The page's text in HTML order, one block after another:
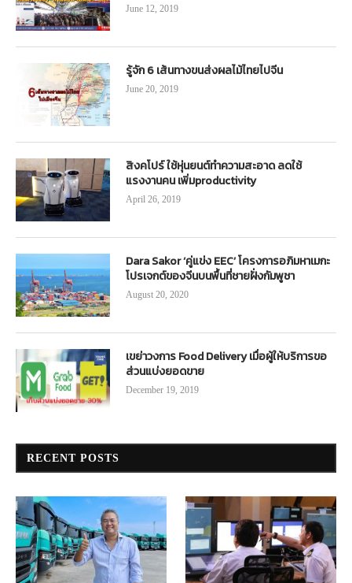
June 12, 2019
รู้จัก 6 เส้นทางขนส่งผลไม้ไทยไปจีน
June 20, 2019
สิงคโปร์ ใช้หุ่นยนต์ทำความสะอาด ลดใช้
แรงงานคน เพิ่มproductivity
April 26, 2019
Dara Sakor ‘คู่แข่ง EEC’ โครงการอภิมหาเมกะ
โปรเจกต์ของจีนบนพื้นที่ชายฝั่งกัมพูชา
August 20, 2020
เขย่าวงการ Food Delivery เมื่อผู้ให้บริการขอ
ส่วนแบ่งยอดขาย
December 19, 2019
RECENT POSTS